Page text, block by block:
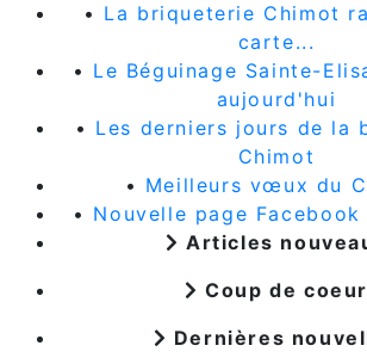
• La briqueterie Chimot
carte...
• Le Béguinage Sainte-
aujourd'hui
• Les derniers jours de la
Chimot
• Meilleurs vœux du
• Nouvelle page
Articles
Coup de coeur
Dernières